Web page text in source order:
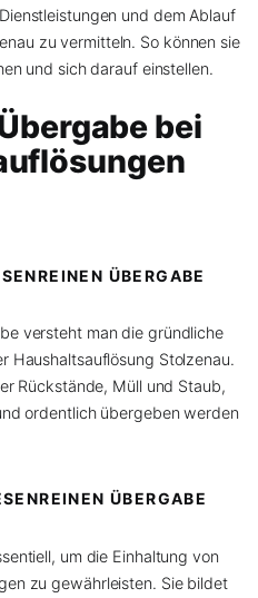
und dem Ablauf
zu vermitteln. So können sie
und sich darauf einstellen.
bei
ÜBERGABE
versteht man die gründliche
Haushaltsauflösung Stolzenau.
Rückstände, Müll und Staub,
ordentlich übergeben werden
ÜBERGABE
um die Einhaltung von
zu gewährleisten. Sie bildet